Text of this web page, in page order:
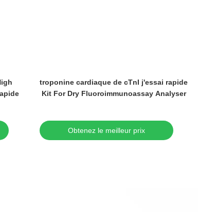
troponine cardiaque de cTnI j'essai rapide
Kit For Dry Fluoroimmunoassay Analyser
Obtenez le meilleur prix